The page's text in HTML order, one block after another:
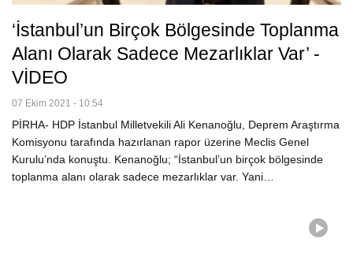
‘İstanbul’un Birçok Bölgesinde Toplanma
Alanı Olarak Sadece Mezarlıklar Var’ -
VİDEO
07 Ekim 2021 - 10:54
PİRHA- HDP İstanbul Milletvekili Ali Kenanoğlu, Deprem Araştırma
Komisyonu tarafında hazırlanan rapor üzerine Meclis Genel
Kurulu’nda konuştu. Kenanoğlu; “İstanbul’un birçok bölgesinde
toplanma alanı olarak sadece mezarlıklar var. Yani…